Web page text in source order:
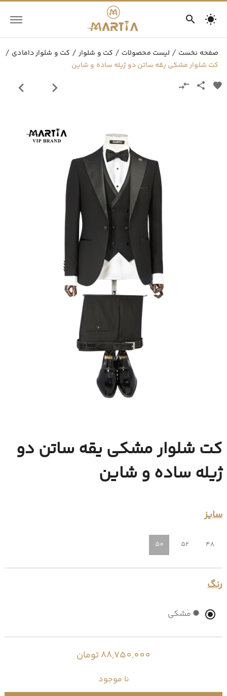
صفحه نخست لیست محصولات کت و شلوار
کت و شلوار دامادی
کت شلوار مشکی یقه ساتن دو ژیله ساده و شاین
کت شلوار مشکی یقه ساتن دو
ژیله ساده و شاین
سایز
48
52
50
رنگ
مشکی
88,750,000 تومان
نا موجود